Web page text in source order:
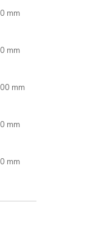
mm
mm
mm
mm
mm